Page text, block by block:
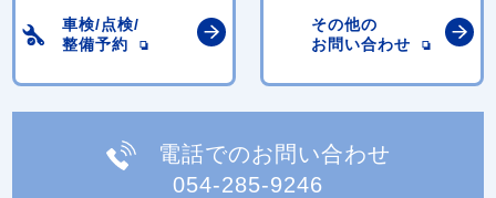
車検/点検/
整備予約
その他の
お問い合わせ
電話でのお問い合わせ
054-285-9246